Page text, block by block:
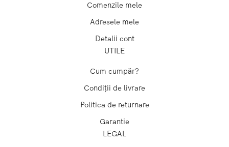
Comenzile mele
Adresele mele
Detalii cont
UTILE
Cum cumpăr?
Condiții de livrare
Politica de returnare
Garantie
LEGAL